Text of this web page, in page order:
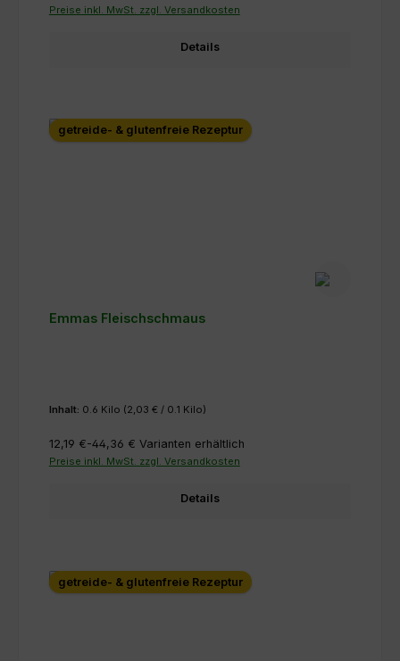
Preise inkl. MwSt. zzgl. Versandkosten
Details
getreide- & glutenfreie Rezeptur
Emmas Fleischschmaus
Inhalt: 0.6 Kilo (2,03 € / 0.1 Kilo)
12,19 €-44,36 € Varianten erhältlich
Preise inkl. MwSt. zzgl. Versandkosten
Details
getreide- & glutenfreie Rezeptur